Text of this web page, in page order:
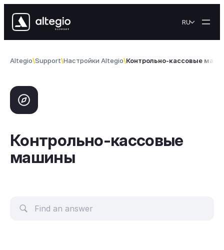
RU
Altegio Support Настройки Altegio Контрольно-кассовые
Контрольно-кассовые
машины